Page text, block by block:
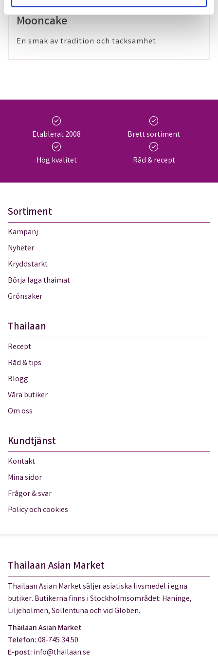
29 maj 2024
Mooncake
En smak av tradition och tacksamhet
check_circle
Etablerat 2008
check_circle
Brett sortiment
check_circle
Hög kvalitet
check_circle
Råd & recept
Sortiment
Kampanj
Nyheter
Kryddstarkt
Börja laga thaimat
Grönsaker
Thailaan
Recept
Råd & tips
Blogg
Våra butiker
Om oss
Kundtjänst
Kontakt
Mina sidor
Frågor & svar
Policy och cookies
Thailaan Asian Market
Thailaan Asian Market säljer asiatiska livsmedel i egna
butiker. Butikerna finns i Stockholmsområdet: Haninge,
Liljeholmen, Sollentuna och vid Globen.
Thailaan Asian Market
Telefon:08-745 34 50
E-post: info@thailaan.se